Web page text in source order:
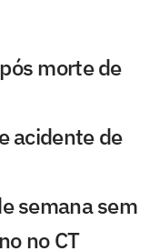
morte de
acidente de
semana sem
no CT